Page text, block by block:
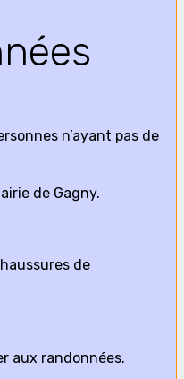
n’ayant pas de
de Gagny.
de
aux randonnées.